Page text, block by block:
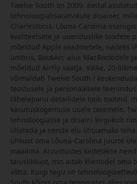
Twelve South on 2009. aastal
tehnoloogialisatarvikute disainer,
Charlestonis, Lõuna-Carolina
kvaliteetsete ja uuenduslike toodete
mõeldud Apple seadmetele, näiteks
ümbris, BookArc-alus MacBookidele
mõeldud AirFly saatja. Väike, 20-
võimaldab Twelve South-l
teostusele ja personaalsele
tähelepanu detailidele loob tooteid,
kasutuskogemuse uuele tasemele.
tehnoloogiasse ja disaini kirglikult
üllatada ja nende elu lihtsamaks
uhkust oma Lõuna-Carolina juurte
maailma. Arvustustes kiidetakse
täiuslikkust, mis aitab klientidel oma
võtta. Kuigi tegu on